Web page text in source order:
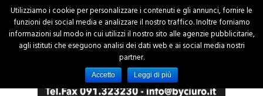
Utilizziamo i cookie per personalizzare i contenuti e gli annunci, fornire le
funzioni dei social media e analizzare il nostro traffico. Inoltre forniamo
informazioni sul modo in cui utilizzi il nostro sito alle agenzie pubblicitarie,
agli istituti che eseguono analisi dei dati web e ai social media nostri
partner.
Accetto Leggi di più